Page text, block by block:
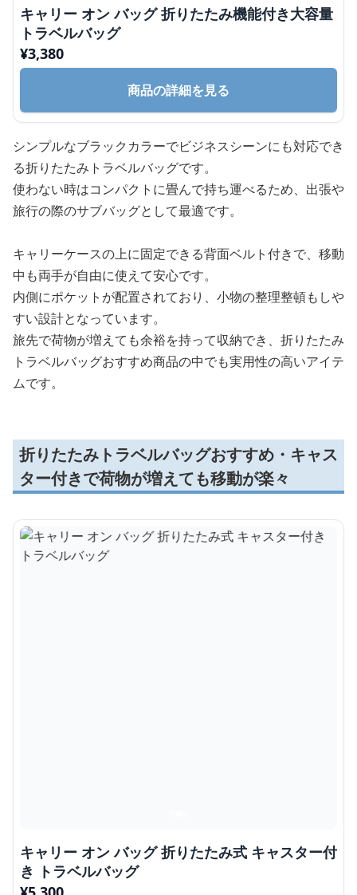
キャリー オン バッグ 折りたたみ機能付き大容量
トラベルバッグ
¥3,380
商品の詳細を見る
シンプルなブラックカラーでビジネスシーンにも対応でき
る折りたたみトラベルバッグです。
使わない時はコンパクトに畳んで持ち運べるため、出張や
旅行の際のサブバッグとして最適です。
キャリーケースの上に固定できる背面ベルト付きで、移動
中も両手が自由に使えて安心です。
内側にポケットが配置されており、小物の整理整頓もしや
すい設計となっています。
旅先で荷物が増えても余裕を持って収納でき、折りたたみ
トラベルバッグおすすめ商品の中でも実用性の高いアイテ
ムです。
折りたたみトラベルバッグおすすめ・キャス
ター付きで荷物が増えても移動が楽々
キャリー オン バッグ 折りたたみ式 キャスター付
き トラベルバッグ